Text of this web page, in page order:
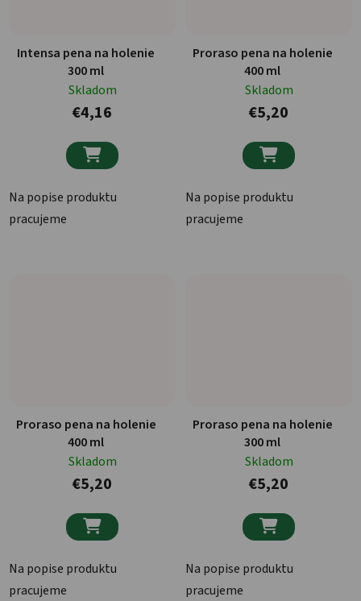
Intensa pena na holenie
300 ml
Skladom
€4,16

Na popise produktu
pracujeme
Proraso pena na holenie
400 ml
Skladom
€5,20

Na popise produktu
pracujeme
Proraso pena na holenie
400 ml
Skladom
€5,20

Na popise produktu
pracujeme
Proraso pena na holenie
300 ml
Skladom
€5,20

Na popise produktu
pracujeme